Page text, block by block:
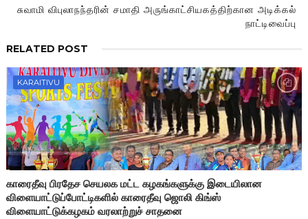
சுவாமி விபுலாநந்தரின் சமாதி அருங்காட்சியகத்திற்கான அடிக்கல்
நாட்டிவைப்பு
RELATED POST
KARAITIVU
காரைதீவு பிரதேச செயலக மட்ட கழகங்களுக்கு இடையிலான
விளையாட்டுப்போட்டிகளில் காரைதீவு ஜொலி கிங்ஸ்
விளையாட்டுக்கழகம் வரலாற்றுச் சாதனை